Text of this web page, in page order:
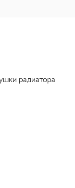
радиатора